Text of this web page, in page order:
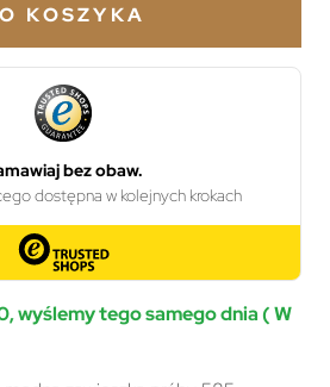
KOSZYKA
wyślemy tego samego dnia ( W